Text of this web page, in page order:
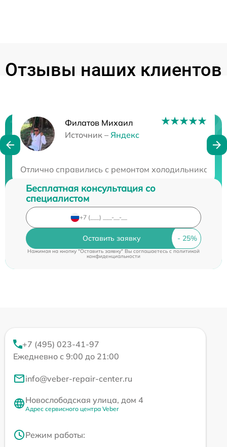
Отзывы наших клиентов
Филатов Михаил
Источник – Яндекс
Отлично справились с ремонтом холодильника -
Нужна консультация?
Бесплатная консультация со
специалистом
Оставить заявку
Нажимая на кнопку "Оставить заявку" Вы соглашаетесь cполитикой
конфиденциальности
+7 (495) 023-41-97
Ежедневно с 9:00 до 21:00
info@veber-repair-center.ru
Новослободская улица, дом 4
Адрес сервисного центра Veber
Режим работы: